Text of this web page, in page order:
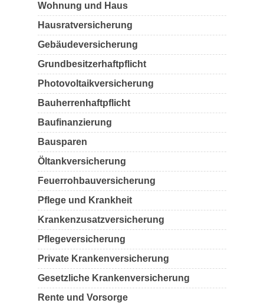
Wohnung und Haus
Hausratversicherung
Gebäudeversicherung
Grundbesitzerhaftpflicht
Photovoltaikversicherung
Bauherrenhaftpflicht
Baufinanzierung
Bausparen
Öltankversicherung
Feuerrohbauversicherung
Pflege und Krankheit
Krankenzusatzversicherung
Pflegeversicherung
Private Krankenversicherung
Gesetzliche Krankenversicherung
Rente und Vorsorge